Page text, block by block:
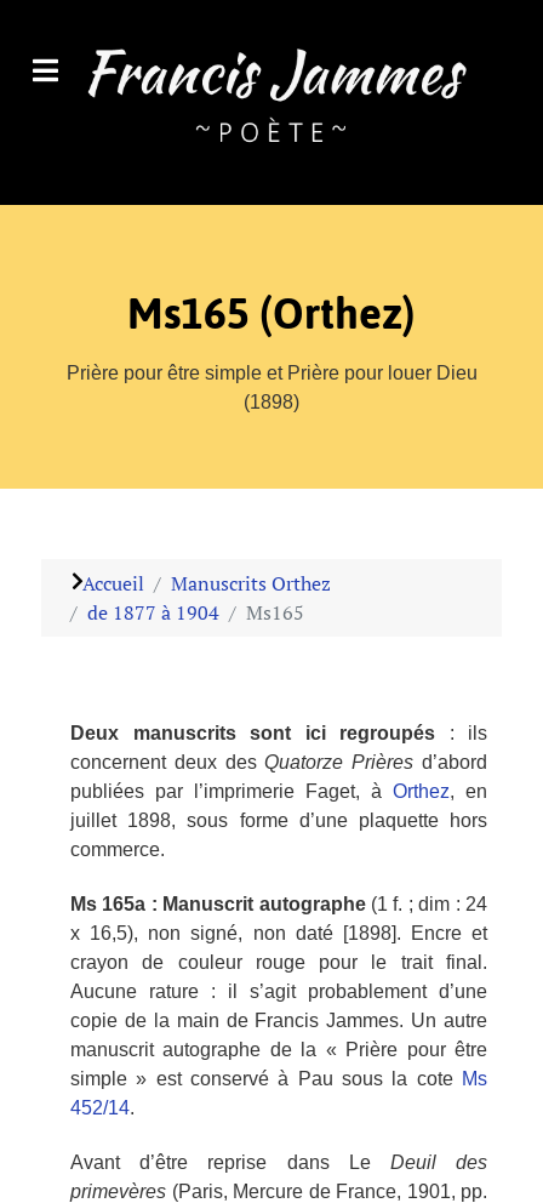
Ms165 (Orthez)
Prière pour être simple et Prière pour louer Dieu
(1898)
Accueil
Manuscrits Orthez
de 1877 à 1904
Ms165
Deux manuscrits sont ici regroupés : ils
concernent deux desQuatorze Prières d’abord
publiées par l’imprimerie Faget, à Orthez, en
juillet 1898, sous forme d’une plaquette hors
commerce.
Ms 165a : Manuscrit autographe(1 f. ; dim : 24
x 16,5), non signé, non daté [1898]. Encre et
crayon de couleur rouge pour le trait final.
Aucune rature : il s’agit probablement d’une
copie de la main de Francis Jammes. Un autre
manuscrit autographe de la « Prière pour être
simple » est conservé à Pau sous la cote Ms
452/14.
Avant d’être reprise dans LeDeuil des
primevères (Paris, Mercure de France, 1901, pp.